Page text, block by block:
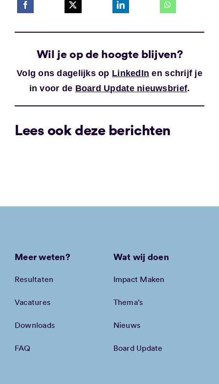
Wil je op de hoogte blijven?
Volg ons dagelijks op LinkedIn en schrijf je
in voor de Board Update nieuwsbrief.
Lees ook deze berichten
Meer weten?
Resultaten
Vacatures
Downloads
FAQ
Wat wij doen
Impact Maken
Thema’s
Nieuws
Board Update